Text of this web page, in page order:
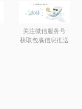
关注微信服务号
获取包裹信息推送